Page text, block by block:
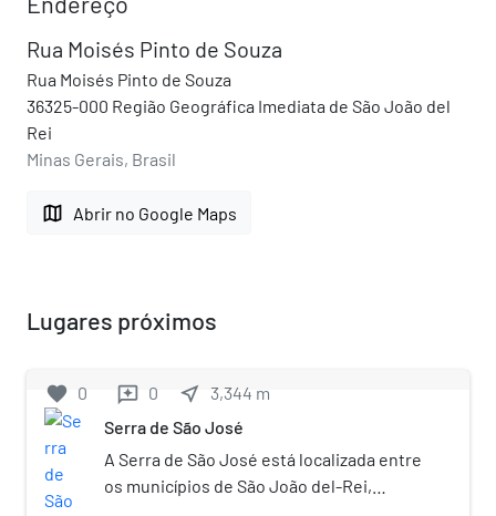
Rua Moisés Pinto de Souza
Rua Moisés Pinto de Souza
36325-000 Região Geográfica Imediata de São João del
Rei
Minas Gerais, Brasil
map Abrir no Google Maps
Lugares próximos
favorite 0 reviews 0 near_me 3,344 m
Serra de São José
A Serra de São José está localizada entre
os municípios de São João del-Rei,